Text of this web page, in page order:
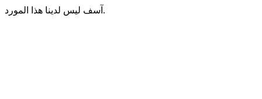
آسف ليس لدينا هذا المورد.